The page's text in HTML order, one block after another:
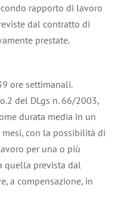
rapporto di lavoro
dal contratto di
prestate.
ore settimanali.
del DLgs n. 66/2003,
durata media in un
con la possibilità di
per una o più
quella prevista dal
a compensazione, in